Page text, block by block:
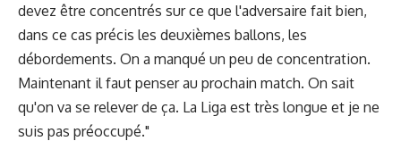
devez être concentrés sur ce que l'adversaire fait bien,
dans ce cas précis les deuxièmes ballons, les
débordements. On a manqué un peu de concentration.
Maintenant il faut penser au prochain match. On sait
qu'on va se relever de ça. La Liga est très longue et je ne
suis pas préoccupé."